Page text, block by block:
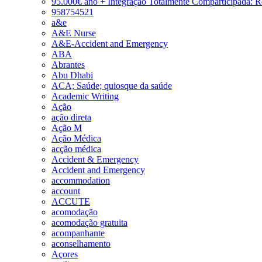
958754521
a&e
A&E Nurse
A&E-Accident and Emergency
ABA
Abrantes
Abu Dhabi
ACA; Saúde; quiosque da saúde
Academic Writing
Ação
ação direta
Ação M
Ação Médica
acção médica
Accident & Emergency
Accident and Emergency
accommodation
account
ACCUTE
acomodação
acomodação gratuita
acompanhante
aconselhamento
Açores